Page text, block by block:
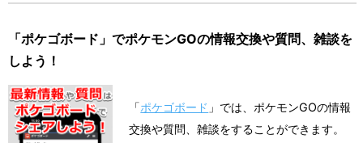
「ポケゴボード」でポケモンGOの情報交換や質問、雑談を
しよう！
「ポケゴボード 」では、ポケモンGOの情報
交換や質問、雑談をすることができます。